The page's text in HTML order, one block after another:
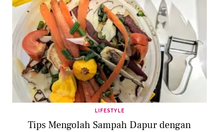
LIFESTYLE
Tips Mengolah Sampah Dapur dengan